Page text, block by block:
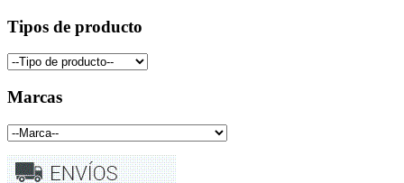
Tipos de producto
Marcas